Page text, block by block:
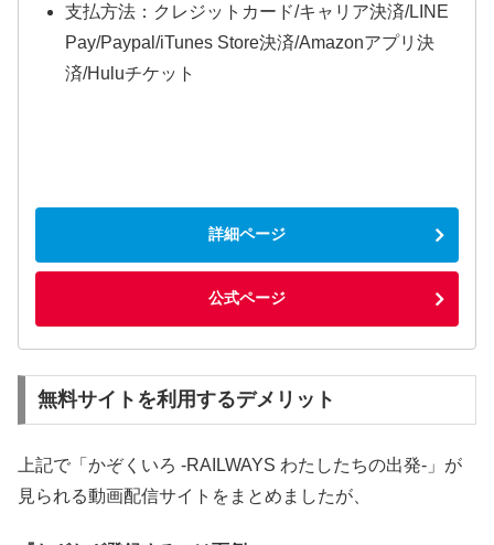
支払方法：クレジットカード/キャリア決済/LINE
Pay/Paypal/iTunes Store決済/Amazonアプリ決
済/Huluチケット
詳細ページ
公式ページ
無料サイトを利用するデメリット
上記で「かぞくいろ -RAILWAYS わたしたちの出発-」が
見られる動画配信サイトをまとめましたが、